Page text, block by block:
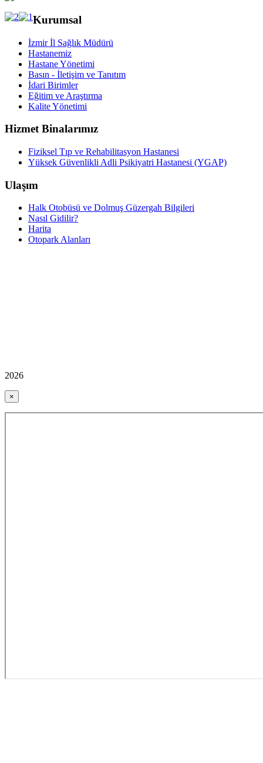
Kurumsal
İzmir İl Sağlık Müdürü
Hastanemiz
Hastane Yönetimi
Basın - İletişim ve Tanıtım
İdari Birimler
Eğitim ve Araştırma
Kalite Yönetimi
Hizmet Binalarımız
Fiziksel Tıp ve Rehabilitasyon Hastanesi
Yüksek Güvenlikli Adli Psikiyatri Hastanesi (YGAP)
Ulaşım
Halk Otobüsü ve Dolmuş Güzergah Bilgileri
Nasıl Gidilir?
Harita
Otopark Alanları
2026
×